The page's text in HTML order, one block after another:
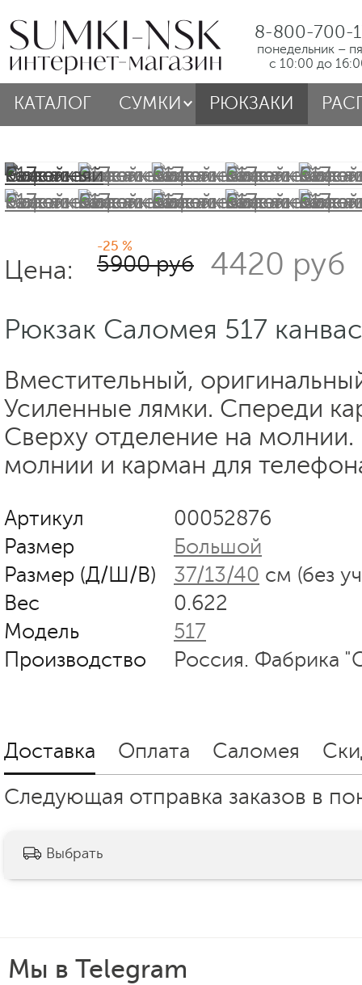
8-800-700-
понедельник –
с 10:00 до
КАТАЛОГ СУМКИ РЮКЗАКИ
Цена:
-25 %
5900 руб 4420 руб
Рюкзак Саломея 517
Вместительный,
Усиленные лямки. Спереди
Сверху отделение на
молнии и карман для
Артикул
00052876
Размер
Большой
Размер (Д/Ш/В)
37/13/40 см (без
Вес
0.622
Модель
517
Производство
Россия. Фабрика
Доставка Оплата Саломея
Следующая отправка заказов в
Выбрать
Мы в Telegram